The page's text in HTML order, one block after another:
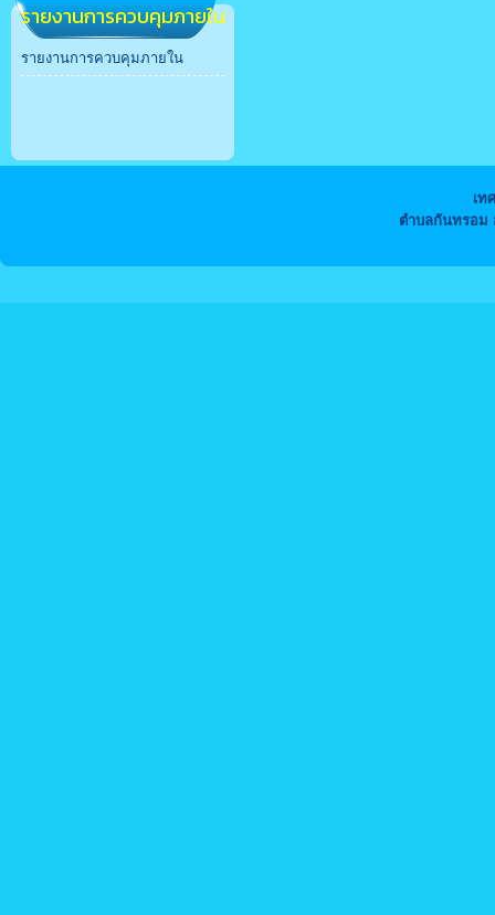
รายงานการควบคุมภายใน
รายงานการควบคุมภายใน
เท
ตำบลกันทรอม